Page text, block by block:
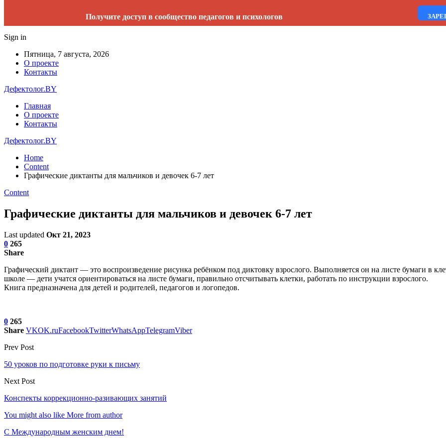
Получите доступ в сообщество педагогов и психологов
Sign in
Пятница, 7 августа, 2026
О проекте
Контакты
Дефектолог.BY
Главная
О проекте
Контакты
Дефектолог.BY
Home
Content
Графические диктанты для мальчиков и девочек 6-7 лет
Content
Графические диктанты для мальчиков и девочек 6-7 лет
Last updated Окт 21, 2023
0 265
Share
Графический диктант — это воспроизведение рисунка ребёнком под диктовку взрослого. Выполняется он на листе бумаги в
школе — дети учатся ориентироваться на листе бумаги, правильно отсчитывать клетки, работать по инструкции взрослого.
Книга предназначена для детей и родителей, педагогов и логопедов.
0 265
Share VKOK.ruFacebookTwitterWhatsAppTelegramViber
Prev Post
50 уроков по подготовке руки к письму
Next Post
Конспекты коррекционно-разивающих занятий
You might also like More from author
С Международным женским днем!